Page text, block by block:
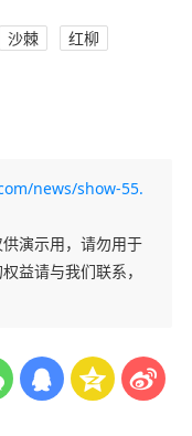
沙棘 红柳
news/show-55.
演示用，请勿用于
益请与我们联系，